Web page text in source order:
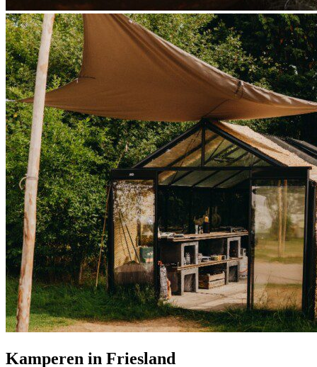
Kamperen in Friesland